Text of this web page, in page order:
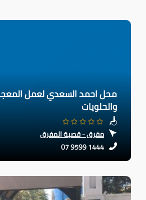
محل احمد السعدي لعمل
والحلويات
مفرق - قصبة المفرق
07 9599 1444